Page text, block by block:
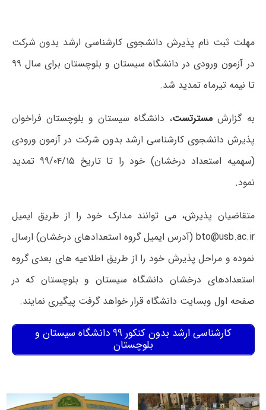
مهلت ثبت نام پذیرش دانشجوی کارشناسی ارشد بدون شرکت
در آزمون ورودی در دانشگاه سیستان و بلوچستان برای سال ۹۹
تا نیمه تیرماه تمدید شد.
به گزارش مسترتست، دانشگاه سیستان و بلوچستان فراخوان
پذیرش دانشجوی کارشناسی ارشد بدون شرکت در آزمون ورودی
(سهمیه استعداد درخشان) خود را تا تاریخ
۹۹/۰۴/۱۵ تمدید
نمود.
متقاضیان پذیرش، می توانند مدارک خود را از طریق ایمیل
bto@usb.ac.ir (آدرس ایمیل گروه استعدادهای درخشان) ارسال
نموده و مراحل پذیرش خود را از طریق اطلاعیه های بعدی گروه
استعدادهای درخشان دانشگاه سیستان و بلوچستان که در
صفحه اول وبسایت دانشگاه قرار خواهد گرفت پیگیری نمایند.
کارشناسی ارشد بدون کنکور ۹۹ دانشگاه سیستان و
بلوچستان